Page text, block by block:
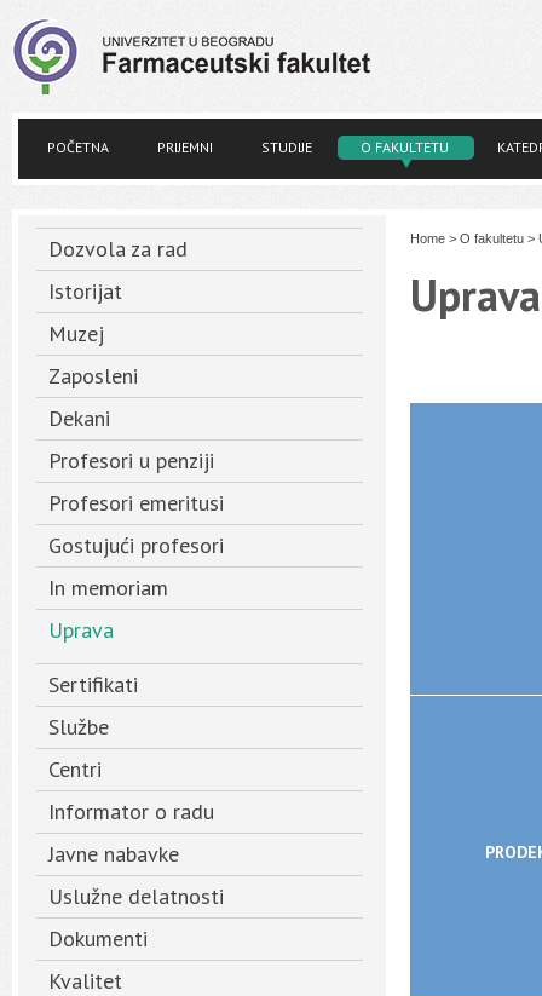
POČETNA PRIJEMNI STUDIJE O FAKULTETU
Dozvola za rad
Istorijat
Muzej
Zaposleni
Dekani
Profesori u penziji
Profesori emeritusi
Gostujući profesori
In memoriam
Uprava
Sertifikati
Službe
Centri
Informator o radu
Javne nabavke
Uslužne delatnosti
Dokumenti
Kvalitet
Home > O fakultetu >
Uprava